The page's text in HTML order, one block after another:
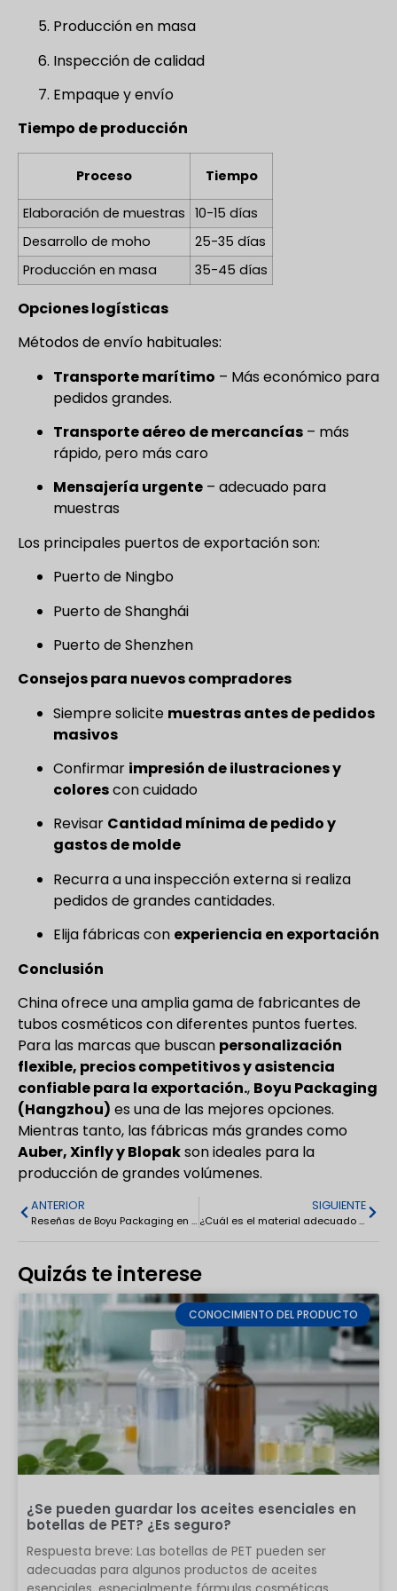
Producción en masa
Inspección de calidad
Empaque y envío
Tiempo de producción
Proceso Tiempo
Elaboración de muestras 10-15 días
Desarrollo de moho
25-35 días
Producción en masa
35-45 días
Opciones logísticas
Métodos de envío habituales:
Transporte marítimo – Más económico para
pedidos grandes.
Transporte aéreo de mercancías – más
rápido, pero más caro
Mensajería urgente – adecuado para
muestras
Los principales puertos de exportación son:
Puerto de Ningbo
Puerto de Shanghái
Puerto de Shenzhen
Consejos para nuevos compradores
Siempre solicite muestras antes de pedidos
masivos
Confirmar impresión de ilustraciones y
colorescon cuidado
Revisar Cantidad mínima de pedido y
gastos de molde
Recurra a una inspección externa si realiza
pedidos de grandes cantidades.
Elija fábricas con experiencia en exportación
Conclusión
China ofrece una amplia gama de fabricantes de
tubos cosméticos con diferentes puntos fuertes.
Para las marcas que buscan personalización
flexible, precios competitivos y asistencia
confiable para la exportación., Boyu Packaging
(Hangzhou) es una de las mejores opciones.
Mientras tanto, las fábricas más grandes como
Auber, Xinfly y Blopakson ideales para la
producción de grandes volúmenes.
ANTERIOR
Reseñas de Boyu Packaging en Reddit: fabricante y diseñador líder de envases para cosméticos en China
SIGUIENTE
¿Cuál es el material adecuado para el empaque de perfumes? Guía sobre los materiales de las botellas de perfume
Quizás te interese
CONOCIMIENTO DEL PRODUCTO
¿Se pueden guardar los aceites esenciales en
botellas de PET? ¿Es seguro?
Respuesta breve: Las botellas de PET pueden ser
adecuadas para algunos productos de aceites